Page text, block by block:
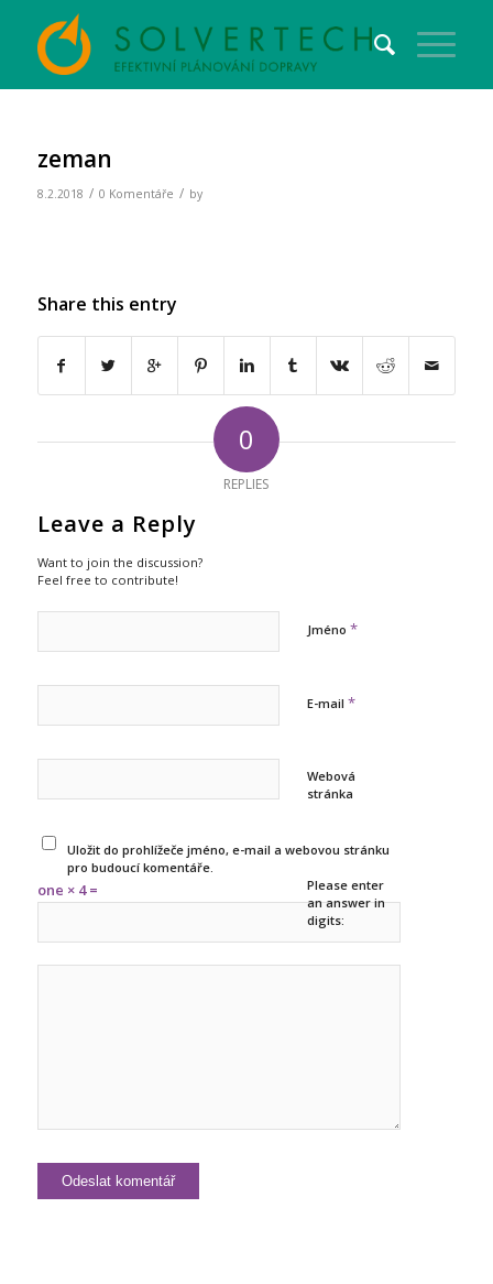
zeman
8.2.2018 / 0 Komentáře / by
Share this entry
0
REPLIES
Leave a Reply
Want to join the discussion?
Feel free to contribute!
Jméno *
E-mail *
Webová
stránka
Uložit do prohlížeče jméno, e-mail a webovou stránku
pro budoucí komentáře.
Please enter
an answer in
digits:
one × 4 =